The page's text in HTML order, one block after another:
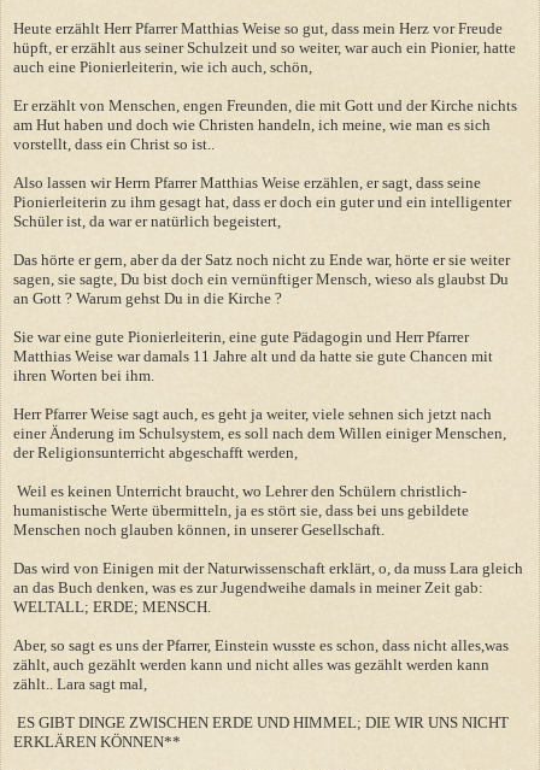
Heute erzählt Herr Pfarrer Matthias Weise so gut, dass mein Herz vor Freude
hüpft, er erzählt aus seiner Schulzeit und so weiter, war auch ein Pionier, hatte
auch eine Pionierleiterin, wie ich auch, schön,
Er erzählt von Menschen, engen Freunden, die mit Gott und der Kirche nichts
am Hut haben und doch wie Christen handeln, ich meine, wie man es sich
vorstellt, dass ein Christ so ist..
Also lassen wir Herrn Pfarrer Matthias Weise erzählen, er sagt, dass seine
Pionierleiterin zu ihm gesagt hat, dass er doch ein guter und ein intelligenter
Schüler ist, da war er natürlich begeistert,
Das hörte er gern, aber da der Satz noch nicht zu Ende war, hörte er sie weiter
sagen, sie sagte, Du bist doch ein vernünftiger Mensch, wieso als glaubst Du
an Gott ? Warum gehst Du in die Kirche ?
Sie war eine gute Pionierleiterin, eine gute Pädagogin und Herr Pfarrer
Matthias Weise war damals 11 Jahre alt und da hatte sie gute Chancen mit
ihren Worten bei ihm.
Herr Pfarrer Weise sagt auch, es geht ja weiter, viele sehnen sich jetzt nach
einer Änderung im Schulsystem, es soll nach dem Willen einiger Menschen,
der Religionsunterricht abgeschafft werden,
Weil es keinen Unterricht braucht, wo Lehrer den Schülern christlich-
humanistische Werte übermitteln, ja es stört sie, dass bei uns gebildete
Menschen noch glauben können, in unserer Gesellschaft.
Das wird von Einigen mit der Naturwissenschaft erklärt, o, da muss Lara gleich
an das Buch denken, was es zur Jugendweihe damals in meiner Zeit gab:
WELTALL; ERDE; MENSCH.
Aber, so sagt es uns der Pfarrer, Einstein wusste es schon, dass nicht alles,was
zählt, auch gezählt werden kann und nicht alles was gezählt werden kann
zählt.. Lara sagt mal,
ES GIBT DINGE ZWISCHEN ERDE UND HIMMEL; DIE WIR UNS NICHT
ERKLÄREN KÖNNEN**